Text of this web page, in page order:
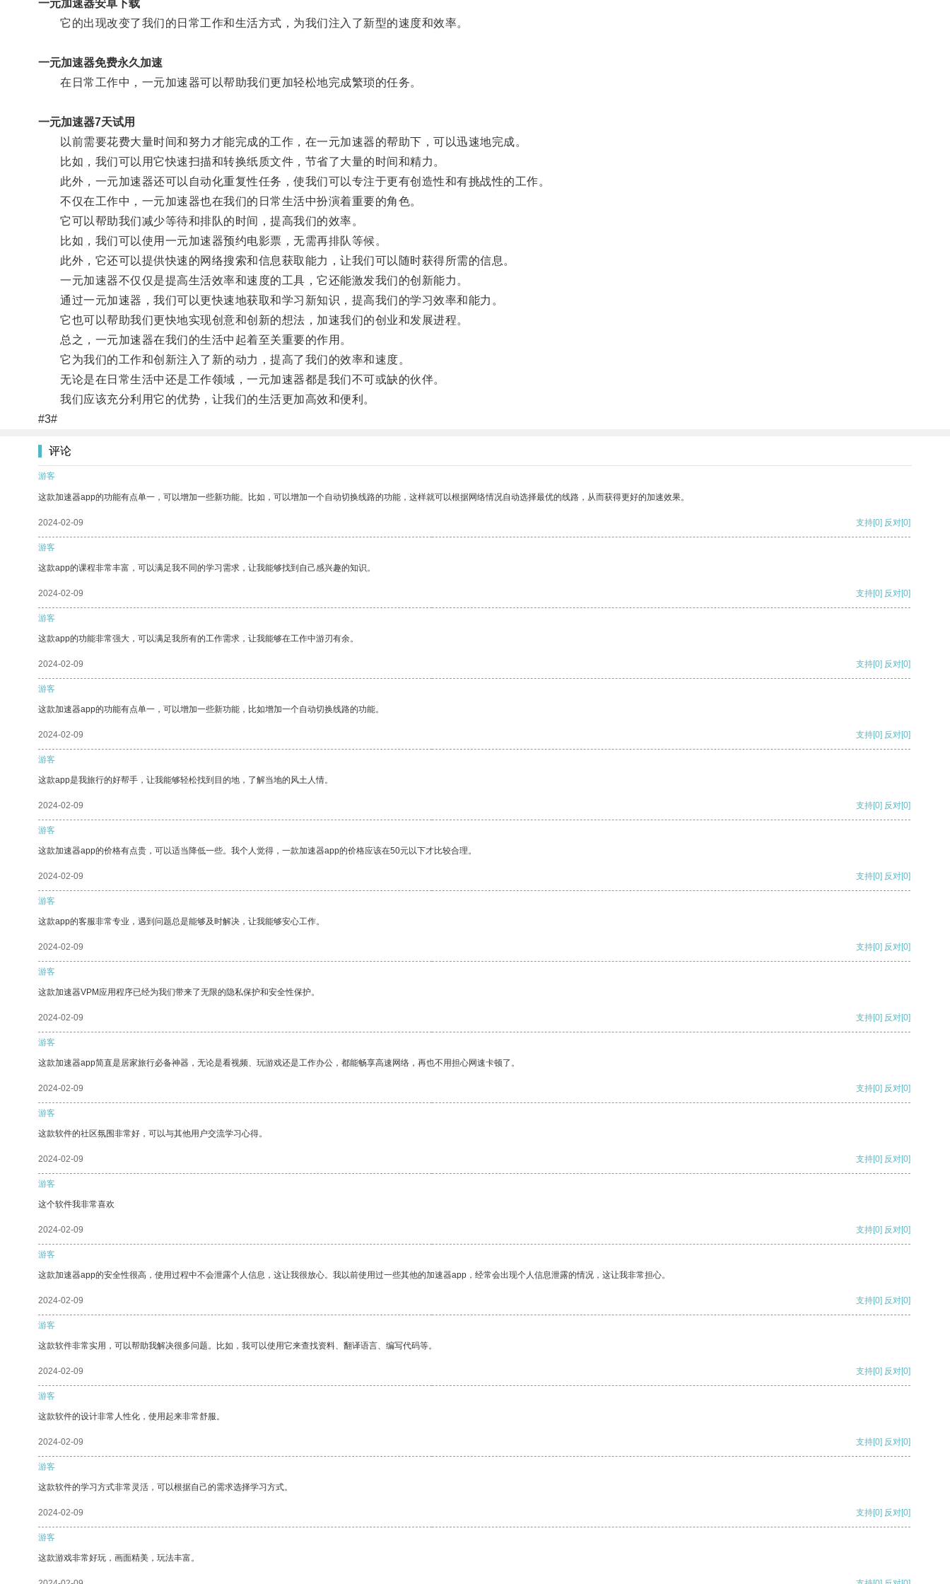
一元加速器安卓下载
它的出现改变了我们的日常工作和生活方式，为我们注入了新型的速度和效率。
一元加速器免费永久加速
在日常工作中，一元加速器可以帮助我们更加轻松地完成繁琐的任务。
一元加速器7天试用
以前需要花费大量时间和努力才能完成的工作，在一元加速器的帮助下，可以迅速地完成。
比如，我们可以用它快速扫描和转换纸质文件，节省了大量的时间和精力。
此外，一元加速器还可以自动化重复性任务，使我们可以专注于更有创造性和有挑战性的工作。
不仅在工作中，一元加速器也在我们的日常生活中扮演着重要的角色。
它可以帮助我们减少等待和排队的时间，提高我们的效率。
比如，我们可以使用一元加速器预约电影票，无需再排队等候。
此外，它还可以提供快速的网络搜索和信息获取能力，让我们可以随时获得所需的信息。
一元加速器不仅仅是提高生活效率和速度的工具，它还能激发我们的创新能力。
通过一元加速器，我们可以更快速地获取和学习新知识，提高我们的学习效率和能力。
它也可以帮助我们更快地实现创意和创新的想法，加速我们的创业和发展进程。
总之，一元加速器在我们的生活中起着至关重要的作用。
它为我们的工作和创新注入了新的动力，提高了我们的效率和速度。
无论是在日常生活中还是工作领域，一元加速器都是我们不可或缺的伙伴。
我们应该充分利用它的优势，让我们的生活更加高效和便利。
#3#
评论
游客
这款加速器app的功能有点单一，可以增加一些新功能。比如，可以增加一个自动切换线路的功能，这样就可以根据网络情况自动选择最优的线路，从而获得更好的加速效果。
2024-02-09 支持[0] 反对[0]
游客
这款app的课程非常丰富，可以满足我不同的学习需求，让我能够找到自己感兴趣的知识。
2024-02-09 支持[0] 反对[0]
游客
这款app的功能非常强大，可以满足我所有的工作需求，让我能够在工作中游刃有余。
2024-02-09 支持[0] 反对[0]
游客
这款加速器app的功能有点单一，可以增加一些新功能，比如增加一个自动切换线路的功能。
2024-02-09 支持[0] 反对[0]
游客
这款app是我旅行的好帮手，让我能够轻松找到目的地，了解当地的风土人情。
2024-02-09 支持[0] 反对[0]
游客
这款加速器app的价格有点贵，可以适当降低一些。我个人觉得，一款加速器app的价格应该在50元以下才比较合理。
2024-02-09 支持[0] 反对[0]
游客
这款app的客服非常专业，遇到问题总是能够及时解决，让我能够安心工作。
2024-02-09 支持[0] 反对[0]
游客
这款加速器VPM应用程序已经为我们带来了无限的隐私保护和安全性保护。
2024-02-09 支持[0] 反对[0]
游客
这款加速器app简直是居家旅行必备神器，无论是看视频、玩游戏还是工作办公，都能畅享高速网络，再也不用担心网速卡顿了。
2024-02-09 支持[0] 反对[0]
游客
这款软件的社区氛围非常好，可以与其他用户交流学习心得。
2024-02-09 支持[0] 反对[0]
游客
这个软件我非常喜欢
2024-02-09 支持[0] 反对[0]
游客
这款加速器app的安全性很高，使用过程中不会泄露个人信息，这让我很放心。我以前使用过一些其他的加速器app，经常会出现个人信息泄露的情况，这让我非常担心。
2024-02-09 支持[0] 反对[0]
游客
这款软件非常实用，可以帮助我解决很多问题。比如，我可以使用它来查找资料、翻译语言、编写代码等。
2024-02-09 支持[0] 反对[0]
游客
这款软件的设计非常人性化，使用起来非常舒服。
2024-02-09 支持[0] 反对[0]
游客
这款软件的学习方式非常灵活，可以根据自己的需求选择学习方式。
2024-02-09 支持[0] 反对[0]
游客
这款游戏非常好玩，画面精美，玩法丰富。